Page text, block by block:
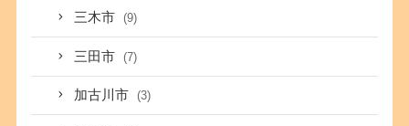
三木市 (9)
三田市 (7)
加古川市 (3)